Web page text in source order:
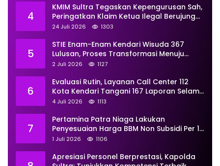
4
KMIM Sultra Tegaskan Kepengurusan Sah,
Peringatkan Klaim Ketua Ilegal Berujung
Proses Hukum
24 Juli 2026 1303
5
STIE Enam-Enam Kendari Wisuda 367
Lulusan, Proses Transformasi Menuju
Universitas Resmi Diterima
2 Juli 2026 1127
6
Evaluasi Rutin, Layanan Call Center 112
Kota Kendari Tangani 167 Laporan Selama
Juni
4 Juli 2026 1113
7
Pertamina Patra Niaga Lakukan
Penyesuaian Harga BBM Non Subsidi Per 1
Juli 2026, Berikut Rinciannya
1 Juli 2026 1106
Apresiasi Personel Berprestasi, Kapolda